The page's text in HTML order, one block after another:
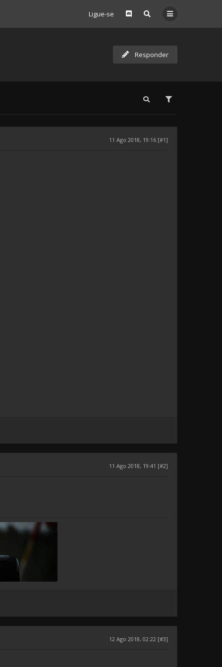
Ligue-se
Responder
11 Ago 2018, 19:16 [#1]
11 Ago 2018, 19:41 [#2]
12 Ago 2018, 02:22 [#3]